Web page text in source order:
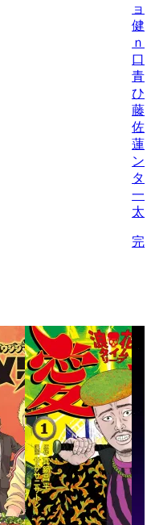
ョ
健
ｎ
口
青
ひ
藤
佐
蓮
ン
タ
一/
太
完